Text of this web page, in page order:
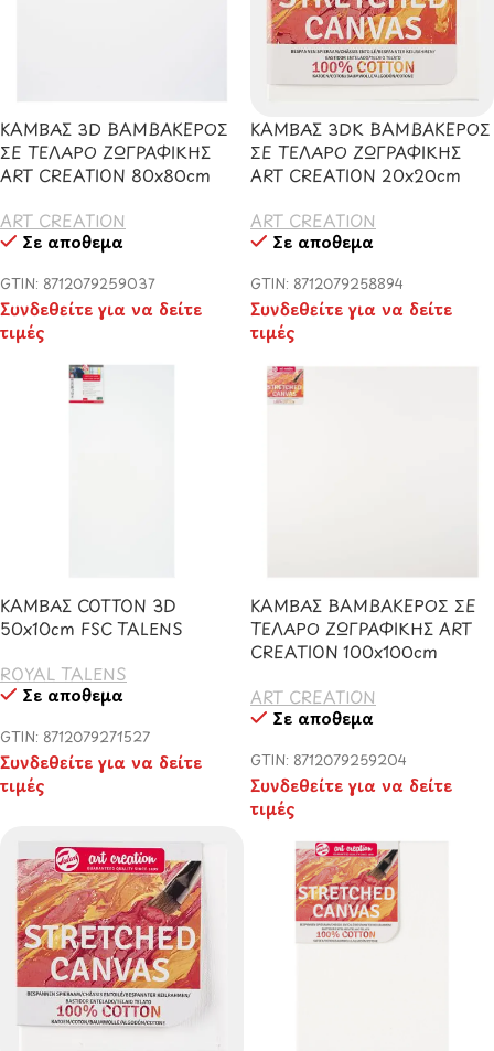
ΚΑΜΒΑΣ 3D ΒΑΜΒΑΚΕΡΟΣ
ΣΕ ΤΕΛΑΡΟ ΖΩΓΡΑΦΙΚΗΣ
ART CREATION 80x80cm
ART CREATION
Σε απόθεμα
GTIN: 8712079259037
Συνδεθείτε για να δείτε
τιμές
ΚΑΜΒΑΣ 3DΚ ΒΑΜΒΑΚΕΡΟΣ
ΣΕ ΤΕΛΑΡΟ ΖΩΓΡΑΦΙΚΗΣ
ART CREATION 20x20cm
ART CREATION
Σε απόθεμα
GTIN: 8712079258894
Συνδεθείτε για να δείτε
τιμές
ΚΑΜΒΑΣ COTTON 3D
50x10cm FSC TALENS
ROYAL TALENS
Σε απόθεμα
GTIN: 8712079271527
Συνδεθείτε για να δείτε
τιμές
ΚΑΜΒΑΣ ΒΑΜΒΑΚΕΡΟΣ ΣΕ
ΤΕΛΑΡΟ ΖΩΓΡΑΦΙΚΗΣ ART
CREATION 100x100cm
ART CREATION
Σε απόθεμα
GTIN: 8712079259204
Συνδεθείτε για να δείτε
τιμές